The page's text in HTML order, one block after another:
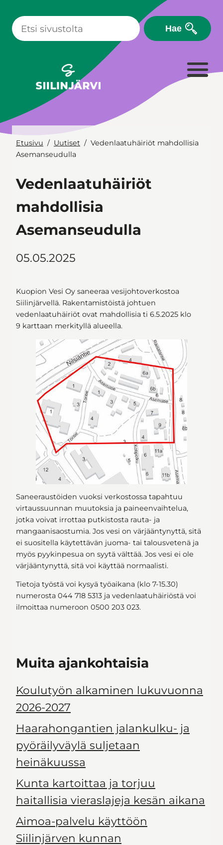
sisältöön
Hae
Etusivu Uutiset
Vedenlaatuhäiriöt mahdollisia
Asemanseudulla
Vedenlaatuhäiriöt
mahdollisia
Asemanseudulla
05.05.2025
Kuopion Vesi Oy saneeraa vesijohtoverkostoa
Siilinjärvellä. Rakentamistöistä johtuen
vedenlaatuhäiriöt ovat mahdollisia ti 6.5.2025 klo
9 karttaan merkityllä alueella.
Saneeraustöiden vuoksi verkostossa tapahtuu
virtaussuunnan muutoksia ja paineenvaihtelua,
jotka voivat irrottaa putkistosta rauta- ja
mangaanisaostumia. Jos vesi on värjääntynyttä, sitä
ei suositella käytettävän juoma- tai talousvetenä ja
myös pyykinpesua on syytä välttää. Jos vesi ei ole
värjääntynyttä, sitä voi käyttää normaalisti.
Tietoja työstä voi kysyä työaikana (klo 7-15.30)
numerosta 044 718 5313 ja vedenlaatuhäiriöstä voi
ilmoittaa numeroon 0500 203 023.
Muita ajankohtaisia
Koulutyön alkaminen lukuvuonna
2026-2027
Haarahongantien jalankulku- ja
pyöräilyväylä suljetaan
heinäkuussa
Kunta kartoittaa ja torjuu
haitallisia vieraslajeja kesän aikana
Aimoa-palvelu käyttöön
Siilinjärven kunnan